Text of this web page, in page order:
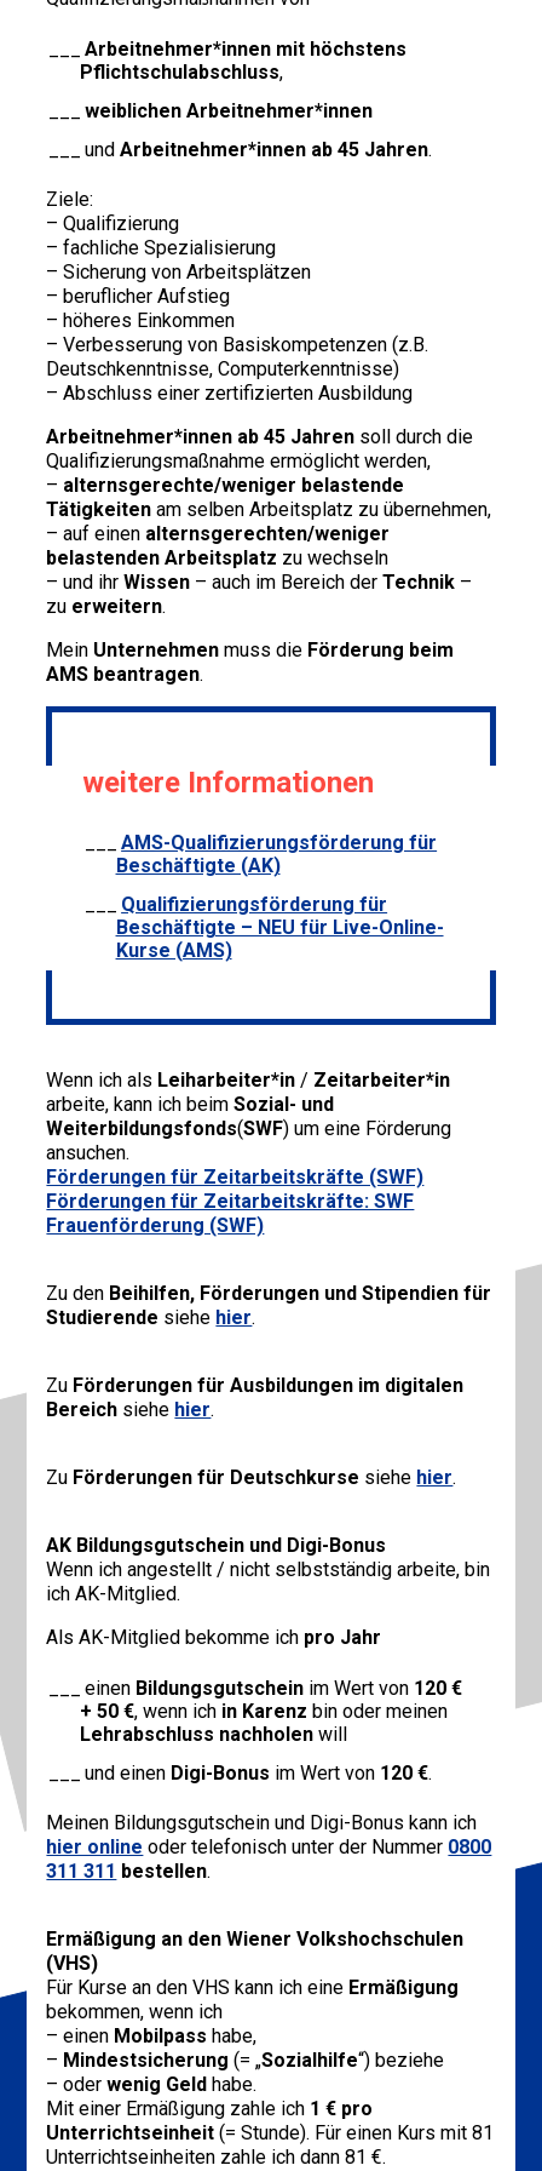
Arbeitnehmer*innen mit höchstens
Pflichtschulabschluss,
weiblichen Arbeitnehmer*innen
undArbeitnehmer*innen ab 45 Jahren.
Ziele:
– Qualifizierung
– fachliche Spezialisierung
– Sicherung von Arbeitsplätzen
– beruflicher Aufstieg
– höheres Einkommen
– Verbesserung von Basiskompetenzen (z.B.
Deutschkenntnisse, Computerkenntnisse)
– Abschluss einer zertifizierten Ausbildung
Arbeitnehmer*innen ab 45 Jahren soll durch die
Qualifizierungsmaßnahme ermöglicht werden,
– alternsgerechte/weniger belastende
Tätigkeiten am selben Arbeitsplatz zu übernehmen,
– auf einen alternsgerechten/weniger
belastenden Arbeitsplatz zu wechseln
– und ihrWissen – auch im Bereich derTechnik –
zu erweitern.
Mein Unternehmen muss die Förderung beim
AMS beantragen.
weitere Informationen
AMS-Qualifizierungsförderung für
Beschäftigte (AK)
Qualifizierungsförderung für
Beschäftigte – NEU für Live-Online-
Kurse (AMS)
Wenn ich als Leiharbeiter*in / Zeitarbeiter*in
arbeite, kann ich beimSozial- und
Weiterbildungsfonds(SWF) um eine Förderung
ansuchen.
Förderungen für Zeitarbeitskräfte (SWF)
Förderungen für Zeitarbeitskräfte: SWF
Frauenförderung (SWF)
Zu den Beihilfen, Förderungen und Stipendien für
Studierende siehe hier.
Zu Förderungen für Ausbildungen im digitalen
Bereich siehe hier.
Zu Förderungen für Deutschkurse siehe hier.
AK Bildungsgutschein und Digi-Bonus
Wenn ich angestellt / nicht selbstständig arbeite, bin
ich AK-Mitglied.
Als AK-Mitglied bekomme ich pro Jahr
einen Bildungsgutschein im Wert von 120 €
+ 50 €, wenn ich in Karenz bin oder meinen
Lehrabschluss nachholenwill
und einen Digi-Bonus im Wert von 120 €.
Meinen Bildungsgutschein und Digi-Bonus kann ich
hier online oder telefonisch unter der Nummer 0800
311 311 bestellen.
Ermäßigung an den Wiener Volkshochschulen
(VHS)
Für Kurse an den VHS kann ich eine Ermäßigung
bekommen, wenn ich
– einen Mobilpass habe,
– Mindestsicherung (= „Sozialhilfe“) beziehe
– oderwenig Geld habe.
Mit einer Ermäßigung zahle ich 1 € pro
Unterrichtseinheit (= Stunde). Für einen Kurs mit 81
Unterrichtseinheiten zahle ich dann 81 €.